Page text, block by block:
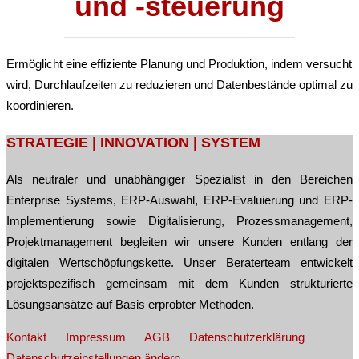
Ermöglicht eine effiziente Planung und Produktion, indem versucht
wird, Durchlaufzeiten zu reduzieren und Datenbestände optimal zu
koordinieren.
Post
navigation
STRATEGIE | INNOVATION | SYSTEM
Als neutraler und unabhängiger Spezialist in den Bereichen
Enterprise Systems, ERP-Auswahl, ERP-Evaluierung und ERP-
Implementierung sowie Digitalisierung, Prozessmanagement,
Projektmanagement begleiten wir unsere Kunden entlang der
digitalen Wertschöpfungskette. Unser Beraterteam entwickelt
projektspezifisch gemeinsam mit dem Kunden strukturierte
Lösungsansätze auf Basis erprobter Methoden.
Kontakt Impressum AGB
Datenschutzerklärung